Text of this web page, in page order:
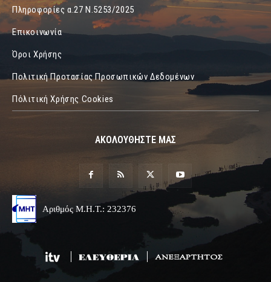
Πληροφορίες α.27 Ν.5253/2025
Επικοινωνία
Όροι Χρήσης
Πολιτική Προτασίας Προσωπικών Δεδομένων
Πόλιτική Χρήσης Cookies
ΑΚΟΛΟΥΘΗΣΤΕ ΜΑΣ
Αριθμός Μ.Η.Τ.: 232376